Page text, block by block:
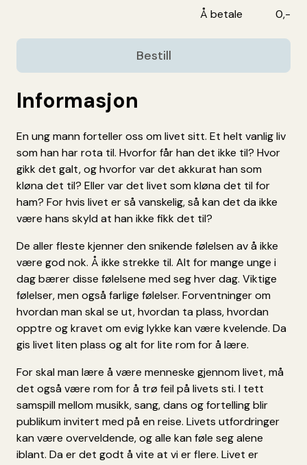
Å betale 0,-
Bestill
Informasjon
En ung mann forteller oss om livet sitt. Et helt vanlig liv
som han har rota til. Hvorfor får han det ikke til? Hvor
gikk det galt, og hvorfor var det akkurat han som
kløna det til? Eller var det livet som kløna det til for
ham? For hvis livet er så vanskelig, så kan det da ikke
være hans skyld at han ikke fikk det til?
De aller fleste kjenner den snikende følelsen av å ikke
være god nok. Å ikke strekke til. Alt for mange unge i
dag bærer disse følelsene med seg hver dag. Viktige
følelser, men også farlige følelser. Forventninger om
hvordan man skal se ut, hvordan ta plass, hvordan
opptre og kravet om evig lykke kan være kvelende. Da
gis livet liten plass og alt for lite rom for å lære.
For skal man lære å være menneske gjennom livet, må
det også være rom for å trø feil på livets sti. I tett
samspill mellom musikk, sang, dans og fortelling blir
publikum invitert med på en reise. Livets utfordringer
kan være overveldende, og alle kan føle seg alene
iblant. Da er det godt å vite at vi er flere. Livet er